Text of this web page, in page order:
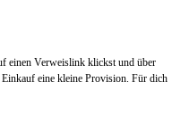
einen Verweislink klickst und über
eine kleine Provision. Für dich